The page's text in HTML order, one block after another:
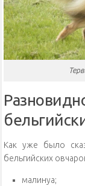
Как уже было
бельгийских
малинуа;